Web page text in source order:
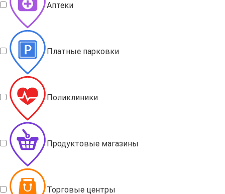
Аптеки
Платные парковки
Поликлиники
Продуктовые магазины
Торговые центры